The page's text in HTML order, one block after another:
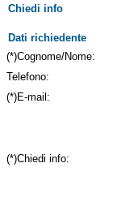
Chiedi info
Dati richiedente
(*)Cognome/Nome:
Telefono:
(*)E-mail:
(*)Chiedi info: